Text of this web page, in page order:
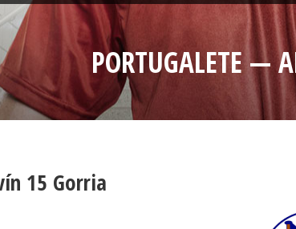
PORTUGALETE —
15 Gorria